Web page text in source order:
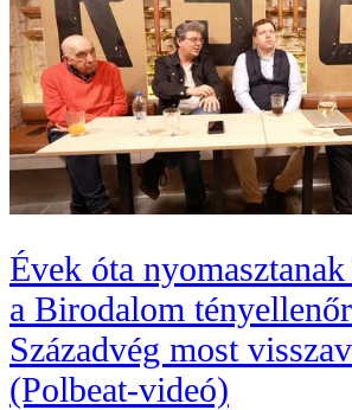
Évek óta
a Birodalom
Századvég most
(Polbeat-videó)